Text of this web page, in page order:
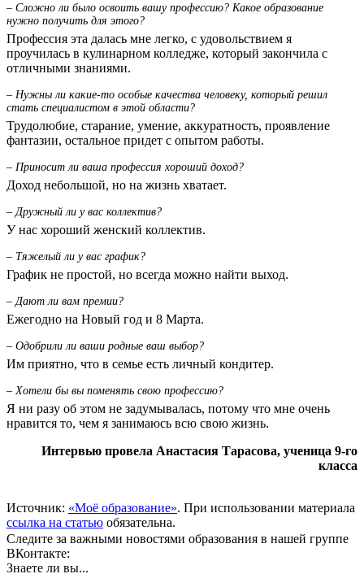
– Сложно ли было освоить вашу профессию? Какое образование
нужно получить для этого?
Профессия эта далась мне легко, с удовольствием я
проучилась в кулинарном колледже, который закончила с
отличными знаниями.
– Нужны ли какие-то особые качества человеку, который решил
стать специалистом в этой области?
Трудолюбие, старание, умение, аккуратность, проявление
фантазии, остальное придет с опытом работы.
– Приносит ли ваша профессия хороший доход?
Доход небольшой, но на жизнь хватает.
– Дружный ли у вас коллектив?
У нас хороший женский коллектив.
– Тяжелый ли у вас график?
График не простой, но всегда можно найти выход.
– Дают ли вам премии?
Ежегодно на Новый год и 8 Марта.
– Одобрили ли ваши родные ваш выбор?
Им приятно, что в семье есть личный кондитер.
– Хотели бы вы поменять свою профессию?
Я ни разу об этом не задумывалась, потому что мне очень
нравится то, чем я занимаюсь всю свою жизнь.
Интервью провела Анастасия Тарасова, ученица 9-го
класса
Источник: «Моё образование». При использовании материала
ссылка на статью обязательна.
Следите за важными новостями образования в нашей группе
ВКонтакте:
Знаете ли вы...